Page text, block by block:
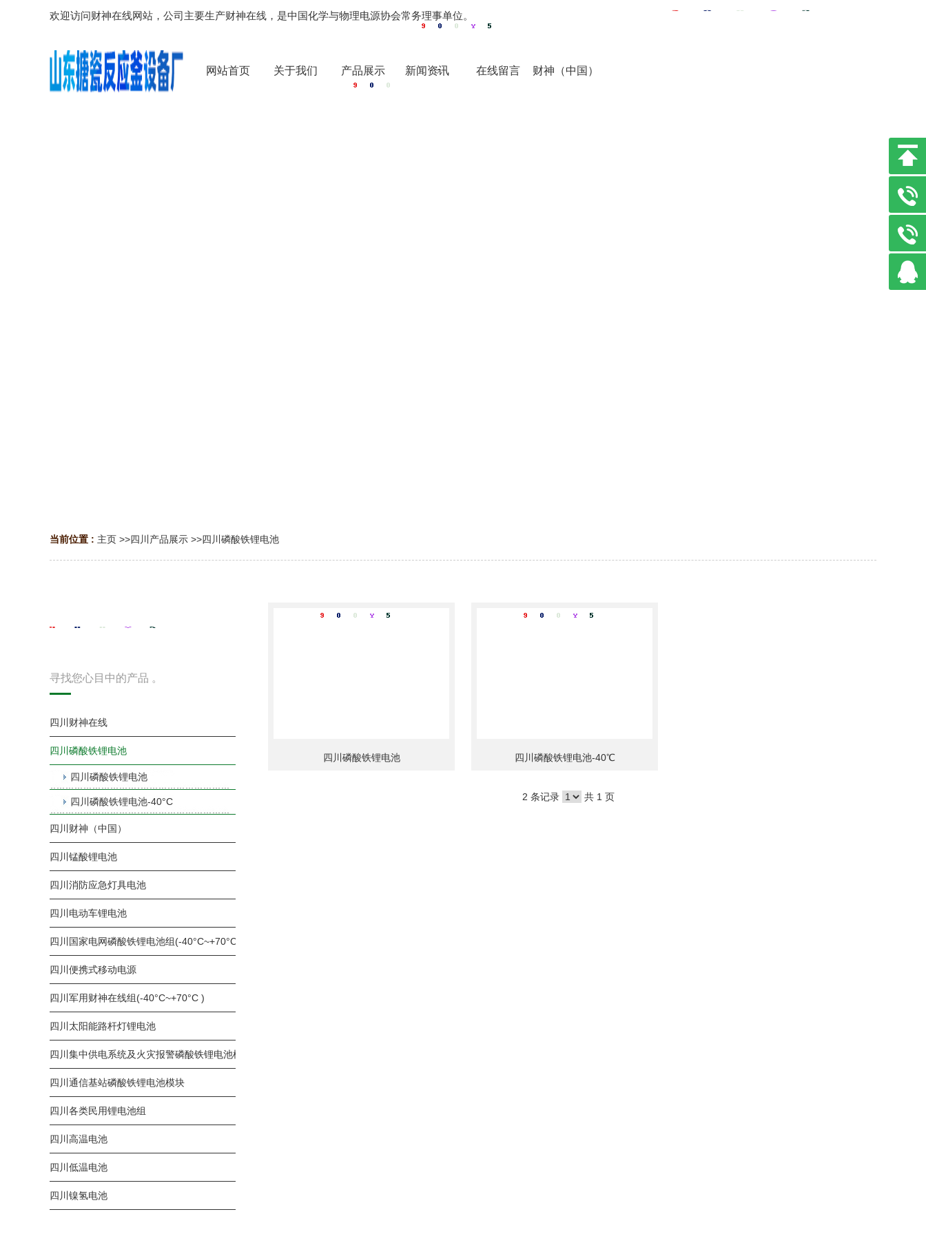
欢迎访问财神在线网站，公司主要生产财神在线，是中国化学与物理电源协会常务理事单位。
网站首页 关于我们 产品展示 新闻资讯 在线留言 财神（中国）
当前位置 : 主页 >>四川产品展示 >>四川磷酸铁锂电池
寻找您心目中的产品 。
四川财神在线
四川磷酸铁锂电池
四川磷酸铁锂电池
四川磷酸铁锂电池-40°C
四川财神（中国）
四川锰酸锂电池
四川消防应急灯具电池
四川电动车锂电池
四川国家电网磷酸铁锂电池组(-40°C~+70°C )
四川便携式移动电源
四川军用财神在线组(-40°C~+70°C )
四川太阳能路杆灯锂电池
四川集中供电系统及火灾报警磷酸铁锂电池模块
四川通信基站磷酸铁锂电池模块
四川各类民用锂电池组
四川高温电池
四川低温电池
四川镍氢电池
四川磷酸铁锂电池 四川磷酸铁锂电池-40℃
2 条记录 共 1 页